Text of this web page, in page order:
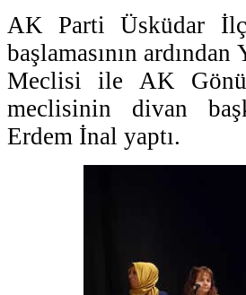
AK Parti Üsküdar İlçe
başlamasının
Meclisi ile AK
meclisinin divan
Erdem İnal yaptı.